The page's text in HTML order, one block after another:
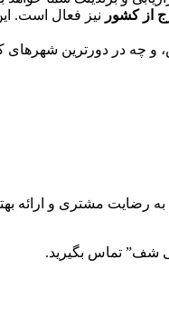
از کشور نیز فعال است.
و چه در دورترین
رضایت مشتری و ارائه
شف” تماس بگیرید.